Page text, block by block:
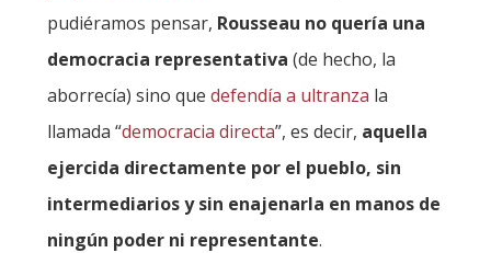
pudiéramos pensar, Rousseau no quería una
democracia representativa (de hecho, la
aborrecía) sino que defendía a ultranza la
llamada “democracia directa”, es decir, aquella
ejercida directamente por el pueblo, sin
intermediarios y sin enajenarla en manos de
ningún poder ni representante.